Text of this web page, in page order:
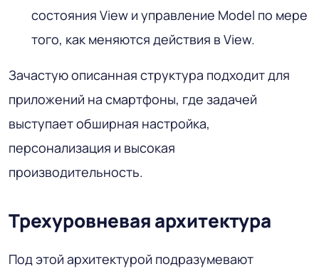
состояния View и управление Model по мере
того, как меняются действия в View.
Зачастую описанная структура подходит для
приложений на смартфоны, где задачей
выступает обширная настройка,
персонализация и высокая
производительность.
Трехуровневая архитектура
Под этой архитектурой подразумевают